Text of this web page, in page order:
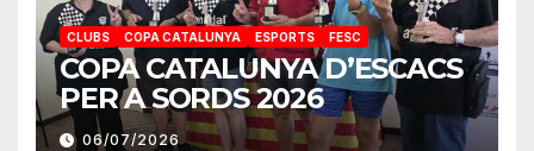
CLUBS COPA CATALUNYA ESPORTS FESC
COPA CATALUNYA D’ESCACS
PER A SORDS 2026
06/07/2026